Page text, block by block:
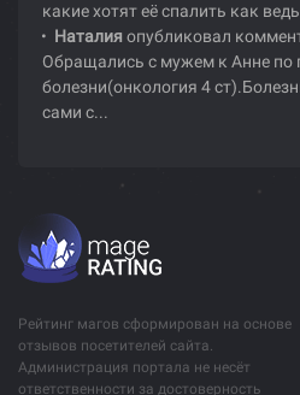
какие хотят её спалить как
Наталия опубликовал
Обращались с мужем к Анне по
болезни(онкология 4
сами с...
Рейтинг магов сформирован на основе
отзывов посетителей сайта.
Администрация портала не несёт
ответственности за достоверность